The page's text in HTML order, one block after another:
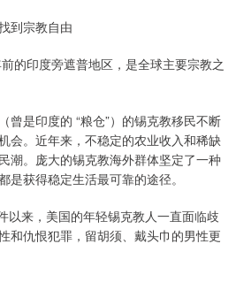
到宗教自由
印度旁遮普地区，是全球主要宗教之
是印度的 “粮仓”）的锡克教移民不断
会。近年来，不稳定的农业收入和稀缺
潮。庞大的锡克教海外群体坚定了一种
是获得稳定生活最可靠的途径。
来，美国的年轻锡克教人一直面临歧
和仇恨犯罪，留胡须、戴头巾的男性更